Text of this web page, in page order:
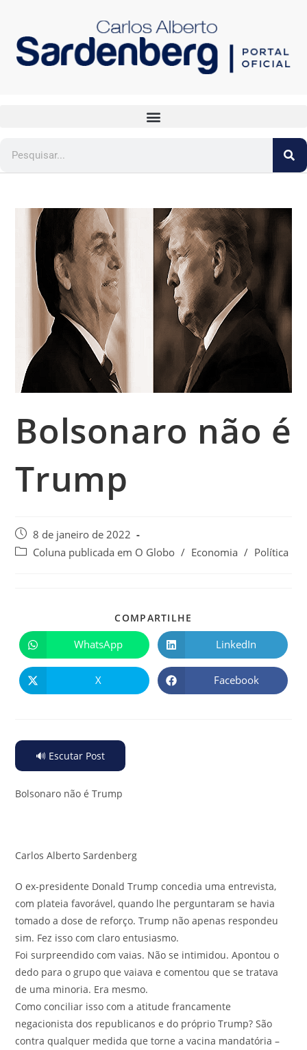
Bolsonaro não é
Trump
8 de janeiro de 2022
Coluna publicada em O Globo / Economia / Política
COMPARTILHE
WhatsApp LinkedIn
X Facebook
🔊 Escutar Post
Bolsonaro não é Trump
Carlos Alberto Sardenberg
O ex-presidente Donald Trump concedia uma entrevista,
com plateia favorável, quando lhe perguntaram se havia
tomado a dose de reforço. Trump não apenas respondeu
sim. Fez isso com claro entusiasmo.
Foi surpreendido com vaias. Não se intimidou. Apontou o
dedo para o grupo que vaiava e comentou que se tratava
de uma minoria. Era mesmo.
Como conciliar isso com a atitude francamente
negacionista dos republicanos e do próprio Trump? São
contra qualquer medida que torne a vacina mandatória –